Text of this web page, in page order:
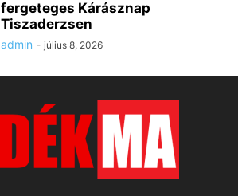
fergeteges Kárásznap
Tiszaderzsen
admin - július 8, 2026